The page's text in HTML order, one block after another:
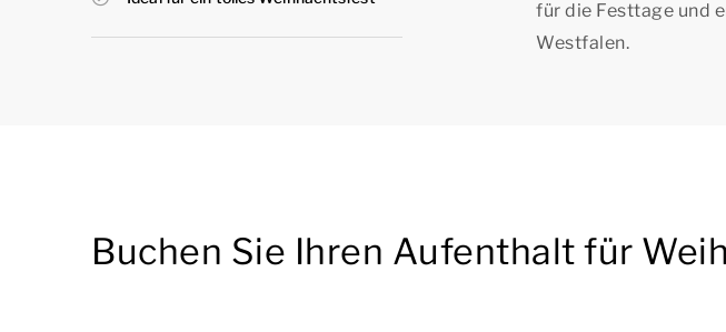
für die Festtage und
Westfalen.
Buchen Sie Ihren Aufenthalt für